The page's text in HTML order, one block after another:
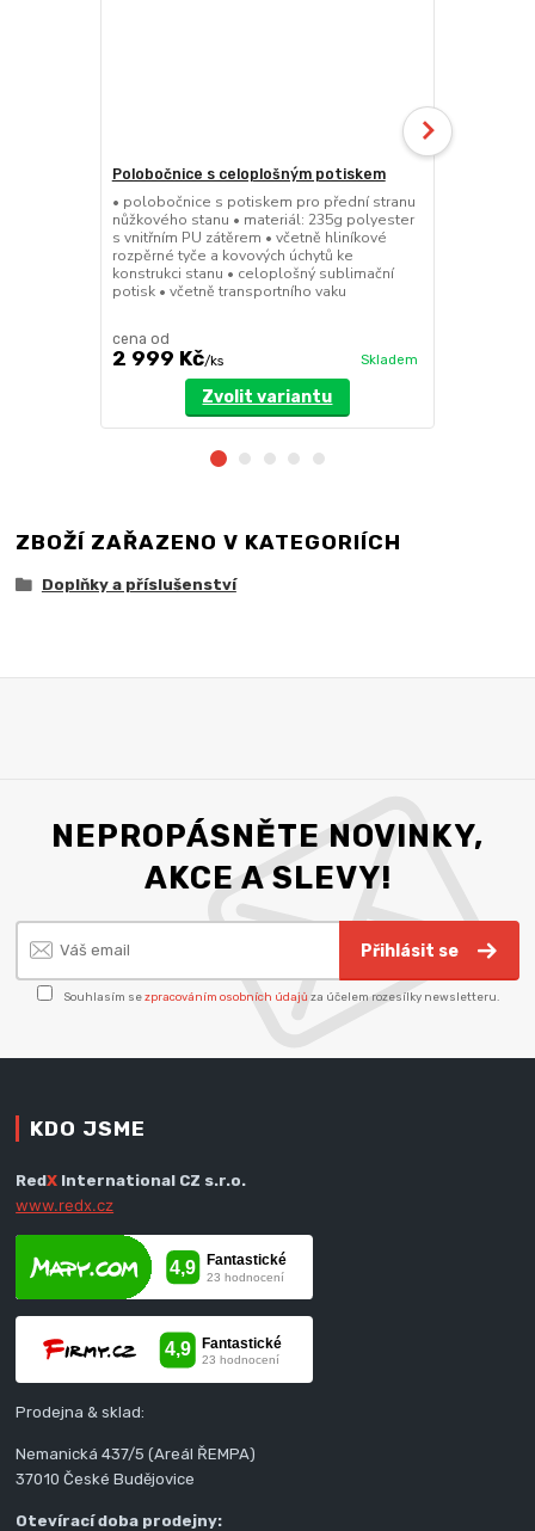
Polobočnice s celoplošným potiskem
• polobočnice s potiskem pro přední stranu
nůžkového stanu • materiál: 235g polyester
s vnitřním PU zátěrem • včetně hliníkové
rozpěrné tyče a kovových úchytů ke
konstrukci stanu • celoplošný sublimační
potisk • včetně transportního vaku
cena od
2 999 Kč/ks Skladem
Zvolit variantu
ZBOŽÍ ZAŘAZENO V KATEGORIÍCH
Doplňky a příslušenství
NEPROPÁSNĚTE NOVINKY,
AKCE A SLEVY!
Přihlásit se
Souhlasím sezpracováním osobních údajů za účelem rozesílky newsletteru.
KDO JSME
RedX International CZ s.r.o.
www.redx.cz
Prodejna & sklad:
Nemanická 437/5 (Areál ŘEMPA)
37010 České Budějovice
Otevírací doba prodejny: